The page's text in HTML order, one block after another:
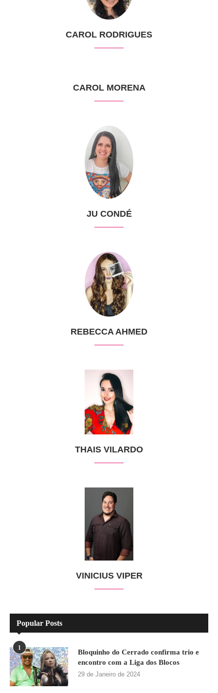
CAROL RODRIGUES
CAROL MORENA
JU CONDÉ
REBECCA AHMED
THAIS VILARDO
VINICIUS VIPER
Popular Posts
1
Bloquinho do Cerrado confirma trio e
encontro com a Liga dos Blocos
29 de Janeiro de 2024